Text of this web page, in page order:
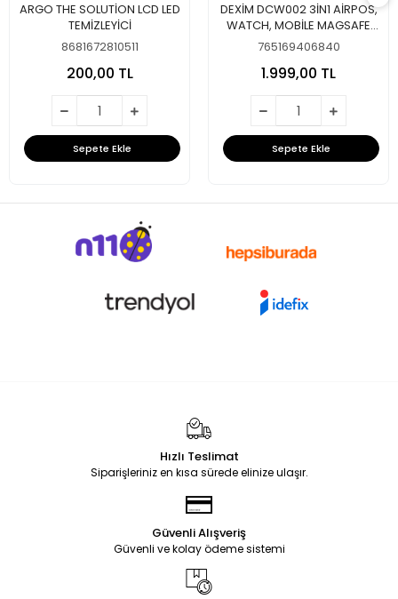
ARGO THE SOLUTİON LCD LED
TEMİZLEYİCİ
8681672810511
200,00 TL
Sepete Ekle
DEXİM DCW002 3İN1 AİRPOS,
WATCH, MOBİLE MAGSAFE
SARJ ALETİ
765169406840
1.999,00 TL
Sepete Ekle
Hızlı Teslimat
Siparişleriniz en kısa sürede elinize ulaşır.
Güvenli Alışveriş
Güvenli ve kolay ödeme sistemi